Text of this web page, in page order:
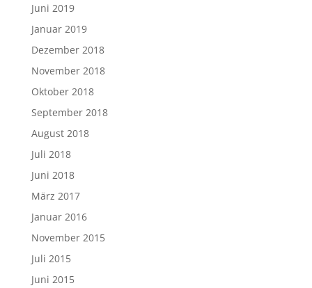
Juni 2019
Januar 2019
Dezember 2018
November 2018
Oktober 2018
September 2018
August 2018
Juli 2018
Juni 2018
März 2017
Januar 2016
November 2015
Juli 2015
Juni 2015